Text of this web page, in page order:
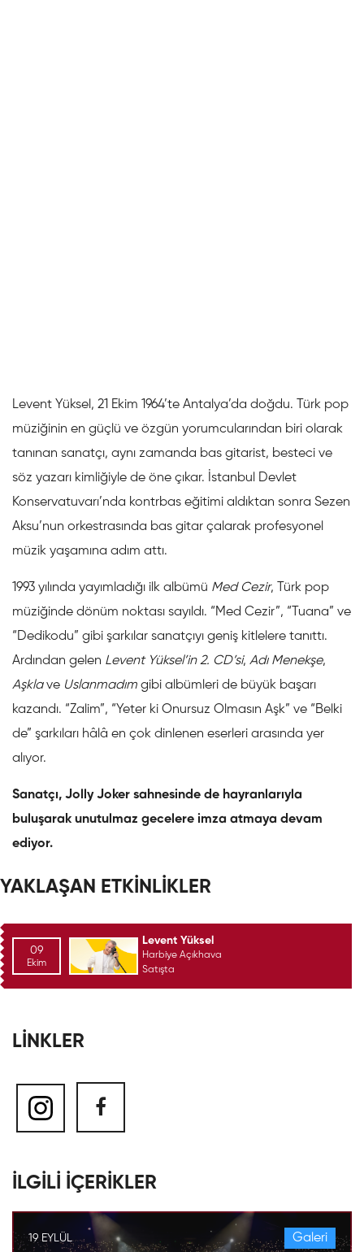
Levent Yüksel, 21 Ekim 1964’te Antalya’da doğdu. Türk pop
müziğinin en güçlü ve özgün yorumcularından biri olarak
tanınan sanatçı, aynı zamanda bas gitarist, besteci ve
söz yazarı kimliğiyle de öne çıkar. İstanbul Devlet
Konservatuvarı’nda kontrbas eğitimi aldıktan sonra Sezen
Aksu’nun orkestrasında bas gitar çalarak profesyonel
müzik yaşamına adım attı.
1993 yılında yayımladığı ilk albümü Med Cezir, Türk pop
müziğinde dönüm noktası sayıldı. “Med Cezir”, “Tuana” ve
“Dedikodu” gibi şarkılar sanatçıyı geniş kitlelere tanıttı.
Ardından gelen Levent Yüksel’in 2. CD’si, Adı Menekşe,
Aşklave Uslanmadım gibi albümleri de büyük başarı
kazandı. “Zalim”, “Yeter ki Onursuz Olmasın Aşk” ve “Belki
de” şarkıları hâlâ en çok dinlenen eserleri arasında yer
alıyor.
Sanatçı, Jolly Joker sahnesinde de hayranlarıyla
buluşarak unutulmaz gecelere imza atmaya devam
ediyor.
YAKLAŞAN ETKİNLİKLER
Levent Yüksel
Harbiye Açıkhava
Satışta
09
Ekim
LİNKLER
İLGİLİ İÇERİKLER
19 EYLÜL Galeri